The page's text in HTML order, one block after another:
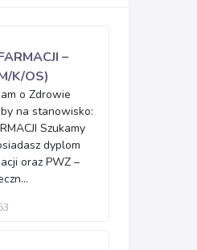
–
K/OS)
o Zdrowie
na stanowisko:
Szukamy
dyplom
oraz PWZ –